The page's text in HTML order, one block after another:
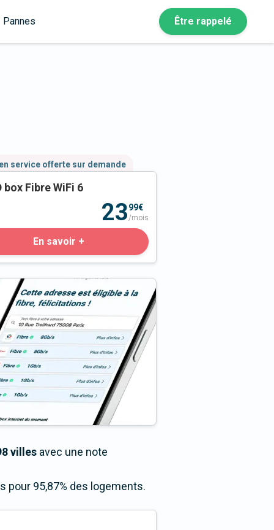
Pannes Être rappelé
service offerte sur demande
box Fibre WiFi 6
2399€
/mois
En savoir +
villes avec une note
pour 95,87% des logements.